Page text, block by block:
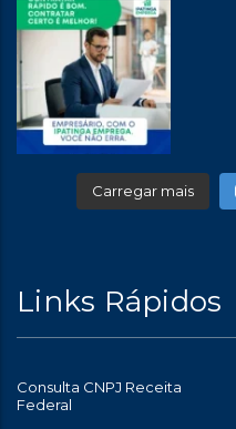
Carregar mais
Links Rápidos
Consulta CNPJ Receita
Federal